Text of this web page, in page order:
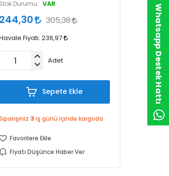
Stok Durumu: VAR
244,30 305,38
Fiyatı: 236,97
Adet
Sepete Ekle
3 iş günü içinde kargoda
Favorilere Ekle
Fiyatı Düşünce Haber Ver
Whatsapp Destek Hattı